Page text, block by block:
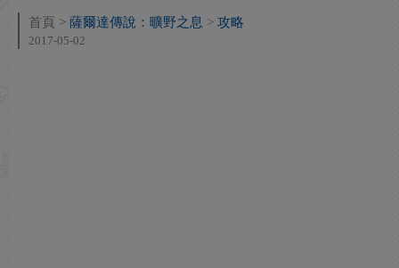
首頁 薩爾達傳說：曠野之息 攻略
2017-05-02